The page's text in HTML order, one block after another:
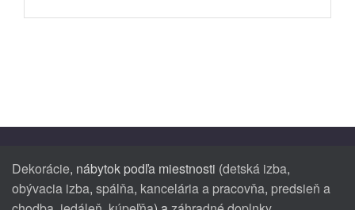
Dekorácie, nábytok podľa miestnosti (detská izba,
obývacia izba, spálňa, kancelária a pracovňa, predsieň a